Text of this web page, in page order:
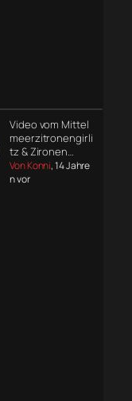
Video vom Mittel
meerzitronengirli
tz & Zironen…
Von Konni, 14 Jahre
n vor